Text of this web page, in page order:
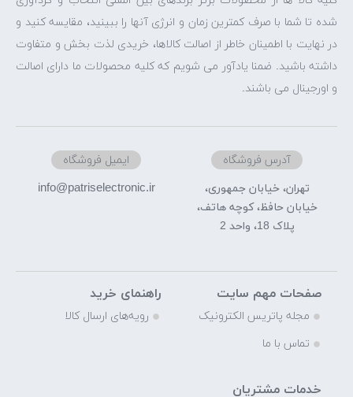
شده تا شما با صرف کمترین زمان و انرژی آنها را ببینید، مقایسه کنید و
در نهایت با اطمینان خاطر از اصالت کالاها، خریدی لذت بخش و متفاوت
داشته باشید. ضمنا یادآور می شویم که کلیه محصولات ما دارای اصالت
و اورجینال می باشند.
آدرس فروشگاه
تهران، خیابان جمهوری،
خیابان حافظ، کوچه هاتف،
پلاک 18، واحد 2
ایمیل فروشگاه
info@patriselectronic.ir
صفحات مهم سایت
مجله پاتریس الکترونیک
تماس با ما
راهنمای خرید
رویه‌های ارسال کالا
خدمات مشتریان